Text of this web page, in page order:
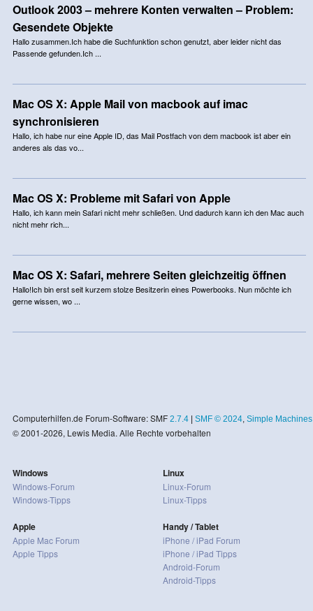
Outlook 2003 – mehrere Konten verwalten – Problem:
Gesendete Objekte
Hallo zusammen.Ich habe die Suchfunktion schon genutzt, aber leider nicht das
Passende gefunden.Ich ...
Mac OS X: Apple Mail von macbook auf imac
synchronisieren
Hallo, ich habe nur eine Apple ID, das Mail Postfach von dem macbook ist aber ein
anderes als das vo...
Mac OS X: Probleme mit Safari von Apple
Hallo, ich kann mein Safari nicht mehr schließen. Und dadurch kann ich den Mac auch
nicht mehr rich...
Mac OS X: Safari, mehrere Seiten gleichzeitig öffnen
Hallo!Ich bin erst seit kurzem stolze Besitzerin eines Powerbooks. Nun möchte ich
gerne wissen, wo ...
Computerhilfen.de Forum-Software: SMF 2.7.4| SMF © 2024, Simple Machines
© 2001-2026, Lewis Media. Alle Rechte vorbehalten
Windows
Windows-Forum
Windows-Tipps
Apple
Apple Mac Forum
Apple Tipps
Linux
Linux-Forum
Linux-Tipps
Handy / Tablet
iPhone / iPad Forum
iPhone / iPad Tipps
Android-Forum
Android-Tipps